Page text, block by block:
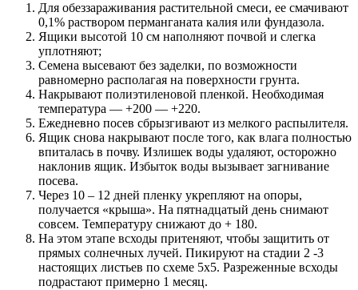
Для обеззараживания растительной смеси, ее смачивают
0,1% раствором перманганата калия или фундазола.
Ящики высотой 10 см наполняют почвой и слегка
уплотняют;
Семена высевают без заделки, по возможности
равномерно располагая на поверхности грунта.
Накрывают полиэтиленовой пленкой. Необходимая
температура — +200 — +220.
Ежедневно посев сбрызгивают из мелкого распылителя.
Ящик снова накрывают после того, как влага полностью
впиталась в почву. Излишек воды удаляют, осторожно
наклонив ящик. Избыток воды вызывает загнивание
посева.
Через 10 – 12 дней пленку укрепляют на опоры,
получается «крыша». На пятнадцатый день снимают
совсем. Температуру снижают до + 180.
На этом этапе всходы притеняют, чтобы защитить от
прямых солнечных лучей. Пикируют на стадии 2 -3
настоящих листьев по схеме 5х5. Разреженные всходы
подрастают примерно 1 месяц.